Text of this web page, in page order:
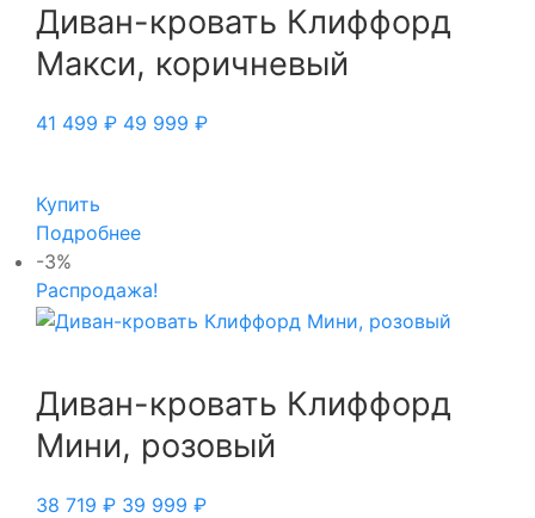
Диван-кровать Клиффорд
Макси, коричневый
41 499 ₽ 49 999 ₽
Купить
Подробнее
-3%
Распродажа!
Диван-кровать Клиффорд
Мини, розовый
38 719 ₽ 39 999 ₽